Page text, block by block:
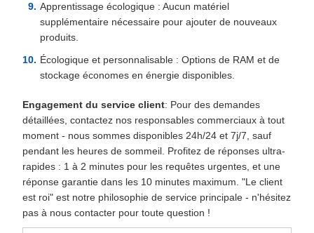
Apprentissage écologique : Aucun matériel
supplémentaire nécessaire pour ajouter de nouveaux
produits.
Écologique et personnalisable : Options de RAM et de
stockage économes en énergie disponibles.
Engagement du service client: Pour des demandes
détaillées, contactez nos responsables commerciaux à tout
moment - nous sommes disponibles 24h/24 et 7j/7, sauf
pendant les heures de sommeil. Profitez de réponses ultra-
rapides : 1 à 2 minutes pour les requêtes urgentes, et une
réponse garantie dans les 10 minutes maximum. "Le client
est roi" est notre philosophie de service principale - n'hésitez
pas à nous contacter pour toute question !